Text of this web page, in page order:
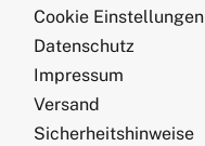
Cookie Einstellungen
Datenschutz
Impressum
Versand
Sicherheitshinweise